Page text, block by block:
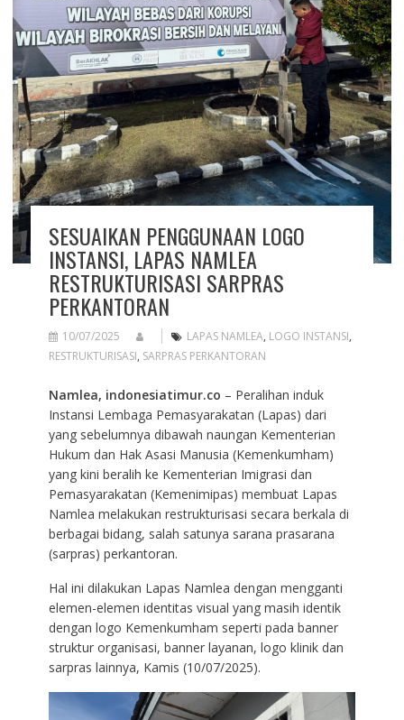
SESUAIKAN PENGGUNAAN LOGO
INSTANSI, LAPAS NAMLEA
RESTRUKTURISASI SARPRAS
PERKANTORAN
10/07/2025 LAPAS NAMLEA, LOGO INSTANSI,
RESTRUKTURISASI, SARPRAS PERKANTORAN
Namlea, indonesiatimur.co – Peralihan induk
Instansi Lembaga Pemasyarakatan (Lapas) dari
yang sebelumnya dibawah naungan Kementerian
Hukum dan Hak Asasi Manusia (Kemenkumham)
yang kini beralih ke Kementerian Imigrasi dan
Pemasyarakatan (Kemenimipas) membuat Lapas
Namlea melakukan restrukturisasi secara berkala di
berbagai bidang, salah satunya sarana prasarana
(sarpras) perkantoran.
Hal ini dilakukan Lapas Namlea dengan mengganti
elemen-elemen identitas visual yang masih identik
dengan logo Kemenkumham seperti pada banner
struktur organisasi, banner layanan, logo klinik dan
sarpras lainnya, Kamis (10/07/2025).